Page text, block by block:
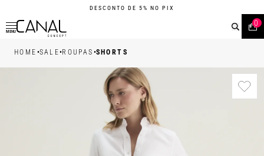
DESCONTO DE 5% NO PIX
MENU
0
HOME •SALE•ROUPAS •SHORTS